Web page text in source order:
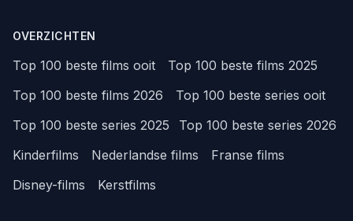
OVERZICHTEN
Top 100 beste films ooit
Top 100 beste films 2025
Top 100 beste films 2026
Top 100 beste series ooit
Top 100 beste series 2025
Top 100 beste series 2026
Kinderfilms
Nederlandse films
Franse films
Disney-films
Kerstfilms